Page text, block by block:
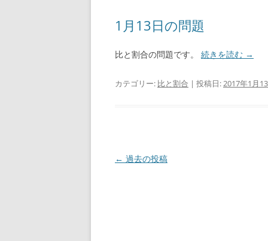
1月13日の問題
比と割合の問題です。 続きを読む →
カテゴリー: 比と割合 | 投稿日:2017年1月
投
← 過去の投稿